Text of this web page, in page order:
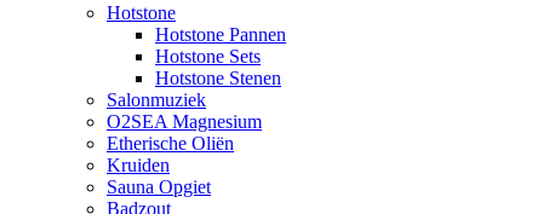
Hotstone
Hotstone Pannen
Hotstone Sets
Hotstone Stenen
Salonmuziek
O2SEA Magnesium
Etherische Oliën
Kruiden
Sauna Opgiet
Badzout